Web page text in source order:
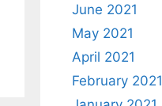
June 2021
May 2021
April 2021
February 2021